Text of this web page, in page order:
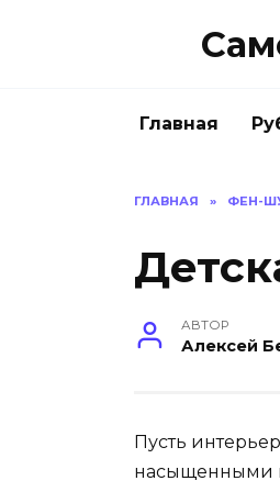
Главная
ГЛАВНАЯ » ФЕН-
АВТОР
Алексей
Пусть
насыщенными